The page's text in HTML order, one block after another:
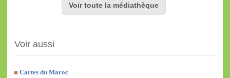
Voir toute la médiathèque
Voir aussi
Cartes du Maroc